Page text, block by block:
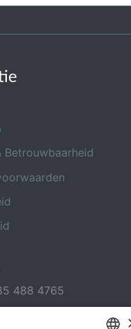
Betrouwbaarheid
488 4765